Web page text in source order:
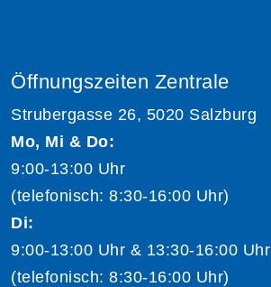
Öffnungszeiten Zentrale
Strubergasse 26, 5020 Salzburg
Mo, Mi & Do:
9:00-13:00 Uhr
(telefonisch: 8:30-16:00 Uhr)
Di:
9:00-13:00 Uhr & 13:30-16:00 Uhr
(telefonisch: 8:30-16:00 Uhr)